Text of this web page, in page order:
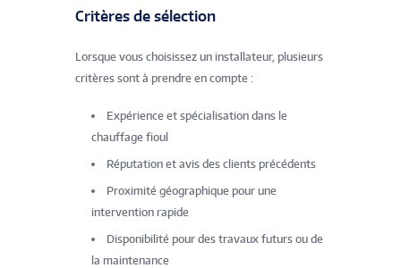
Critères de sélection
Lorsque vous choisissez un installateur, plusieurs
critères sont à prendre en compte :
Expérience et spécialisation dans le
chauffage fioul
Réputation et avis des clients précédents
Proximité géographique pour une
intervention rapide
Disponibilité pour des travaux futurs ou de
la maintenance